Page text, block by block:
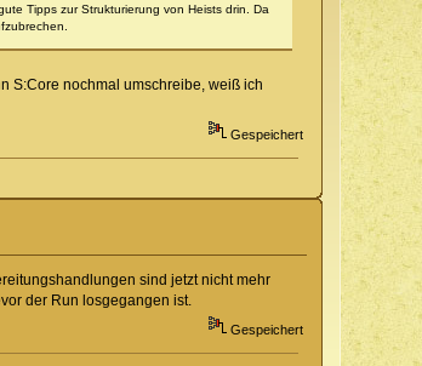
Tipps zur Strukturierung von Heists drin. Da
S:Core nochmal umschreibe, weiß ich
Gespeichert
sind jetzt nicht mehr
der Run losgegangen ist.
Gespeichert